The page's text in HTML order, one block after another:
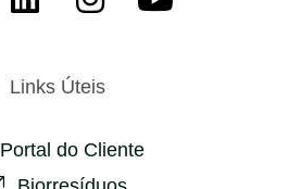
Links Úteis
Portal do Cliente